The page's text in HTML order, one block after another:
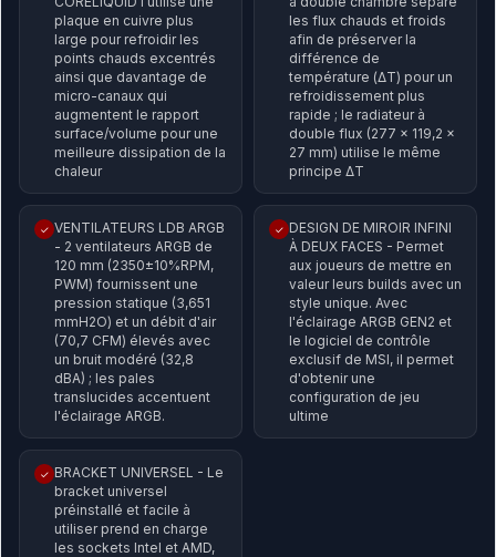
plaque en cuivre plus
large pour refroidir les
points chauds excentrés
ainsi que davantage de
micro-canaux qui
augmentent le rapport
surface/volume pour une
meilleure dissipation de la
chaleur
les flux chauds et froids
afin de préserver la
différence de
température (ΔT) pour un
refroidissement plus
rapide ; le radiateur à
double flux (277 x 119,2 x
27 mm) utilise le même
principe ΔT
✓ VENTILATEURS LDB ARGB
- 2 ventilateurs ARGB de
120 mm (2350±10%RPM,
PWM) fournissent une
pression statique (3,651
mmH2O) et un débit d'air
(70,7 CFM) élevés avec
un bruit modéré (32,8
dBA) ; les pales
translucides accentuent
l'éclairage ARGB.
✓ DESIGN DE MIROIR INFINI
À DEUX FACES - Permet
aux joueurs de mettre en
valeur leurs builds avec un
style unique. Avec
l'éclairage ARGB GEN2 et
le logiciel de contrôle
exclusif de MSI, il permet
d'obtenir une
configuration de jeu
ultime
✓ BRACKET UNIVERSEL - Le
bracket universel
préinstallé et facile à
utiliser prend en charge
les sockets Intel et AMD,